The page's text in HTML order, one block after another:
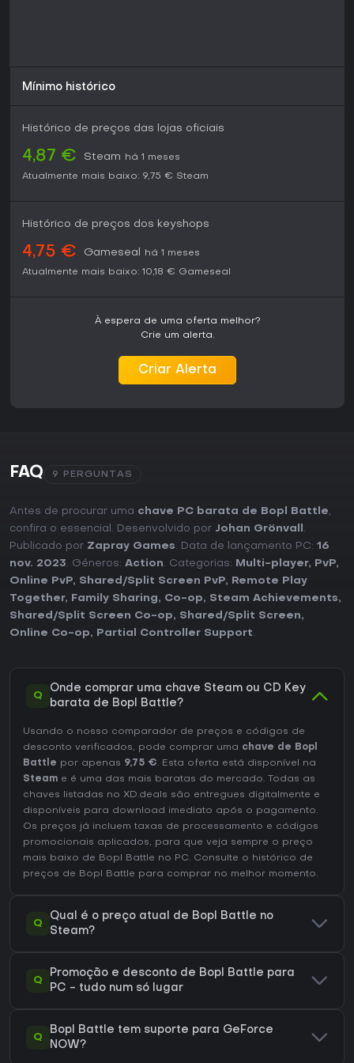
Mínimo histórico
Histórico de preços das lojas oficiais
4,87 € Steam
há 1 meses
Atualmente mais baixo: 9,75 € Steam
Histórico de preços dos keyshops
4,75 € Gameseal
há 1 meses
Atualmente mais baixo: 10,18 € Gameseal
À espera de uma oferta melhor?
Crie um alerta.
Criar Alerta
FAQ 9 PERGUNTAS
Antes de procurar uma chave PC barata de Bopl Battle,
confira o essencial. Desenvolvido por Johan Grönvall .
Publicado por Zapray Games. Data de lançamento PC: 16
nov. 2023. Géneros: Action. Categorias: Multi-player, PvP,
Online PvP, Shared/Split Screen PvP,
Remote Play
Together, Family Sharing, Co-op, Steam Achievements,
Shared/Split Screen Co-op, Shared/Split Screen,
Online Co-op, Partial Controller Support.
Q
Onde comprar uma chave Steam ou CD Key
barata de Bopl Battle?
Usando o nosso comparador de preços e códigos de
desconto verificados, pode comprar uma chave de Bopl
Battle por apenas 9,75 €. Esta oferta está disponível na
Steam e é uma das mais baratas do mercado. Todas as
chaves listadas no XD.deals são entregues digitalmente e
disponíveis para download imediato após o pagamento.
Os preços já incluem taxas de processamento e códigos
promocionais aplicados, para que veja sempre o preço
mais baixo de Bopl Battle no PC. Consulte o histórico de
preços de Bopl Battle para comprar no melhor momento.
Q
Qual é o preço atual de Bopl Battle no
Steam?
Q
Promoção e desconto de Bopl Battle para
PC - tudo num só lugar
Q
Bopl Battle tem suporte para GeForce
NOW?